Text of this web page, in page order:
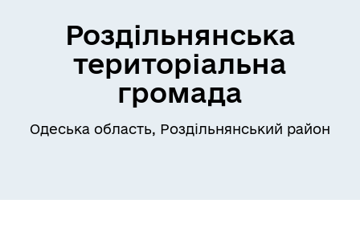
Роздільнянська
територіальна
громада
Одеська область, Роздільнянський район